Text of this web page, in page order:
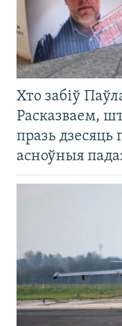
Хто забіў
Расказваем,
празь дзесяць
асноўныя